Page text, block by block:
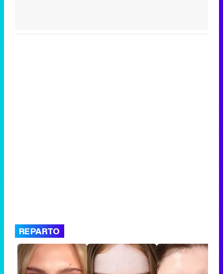
REPARTO